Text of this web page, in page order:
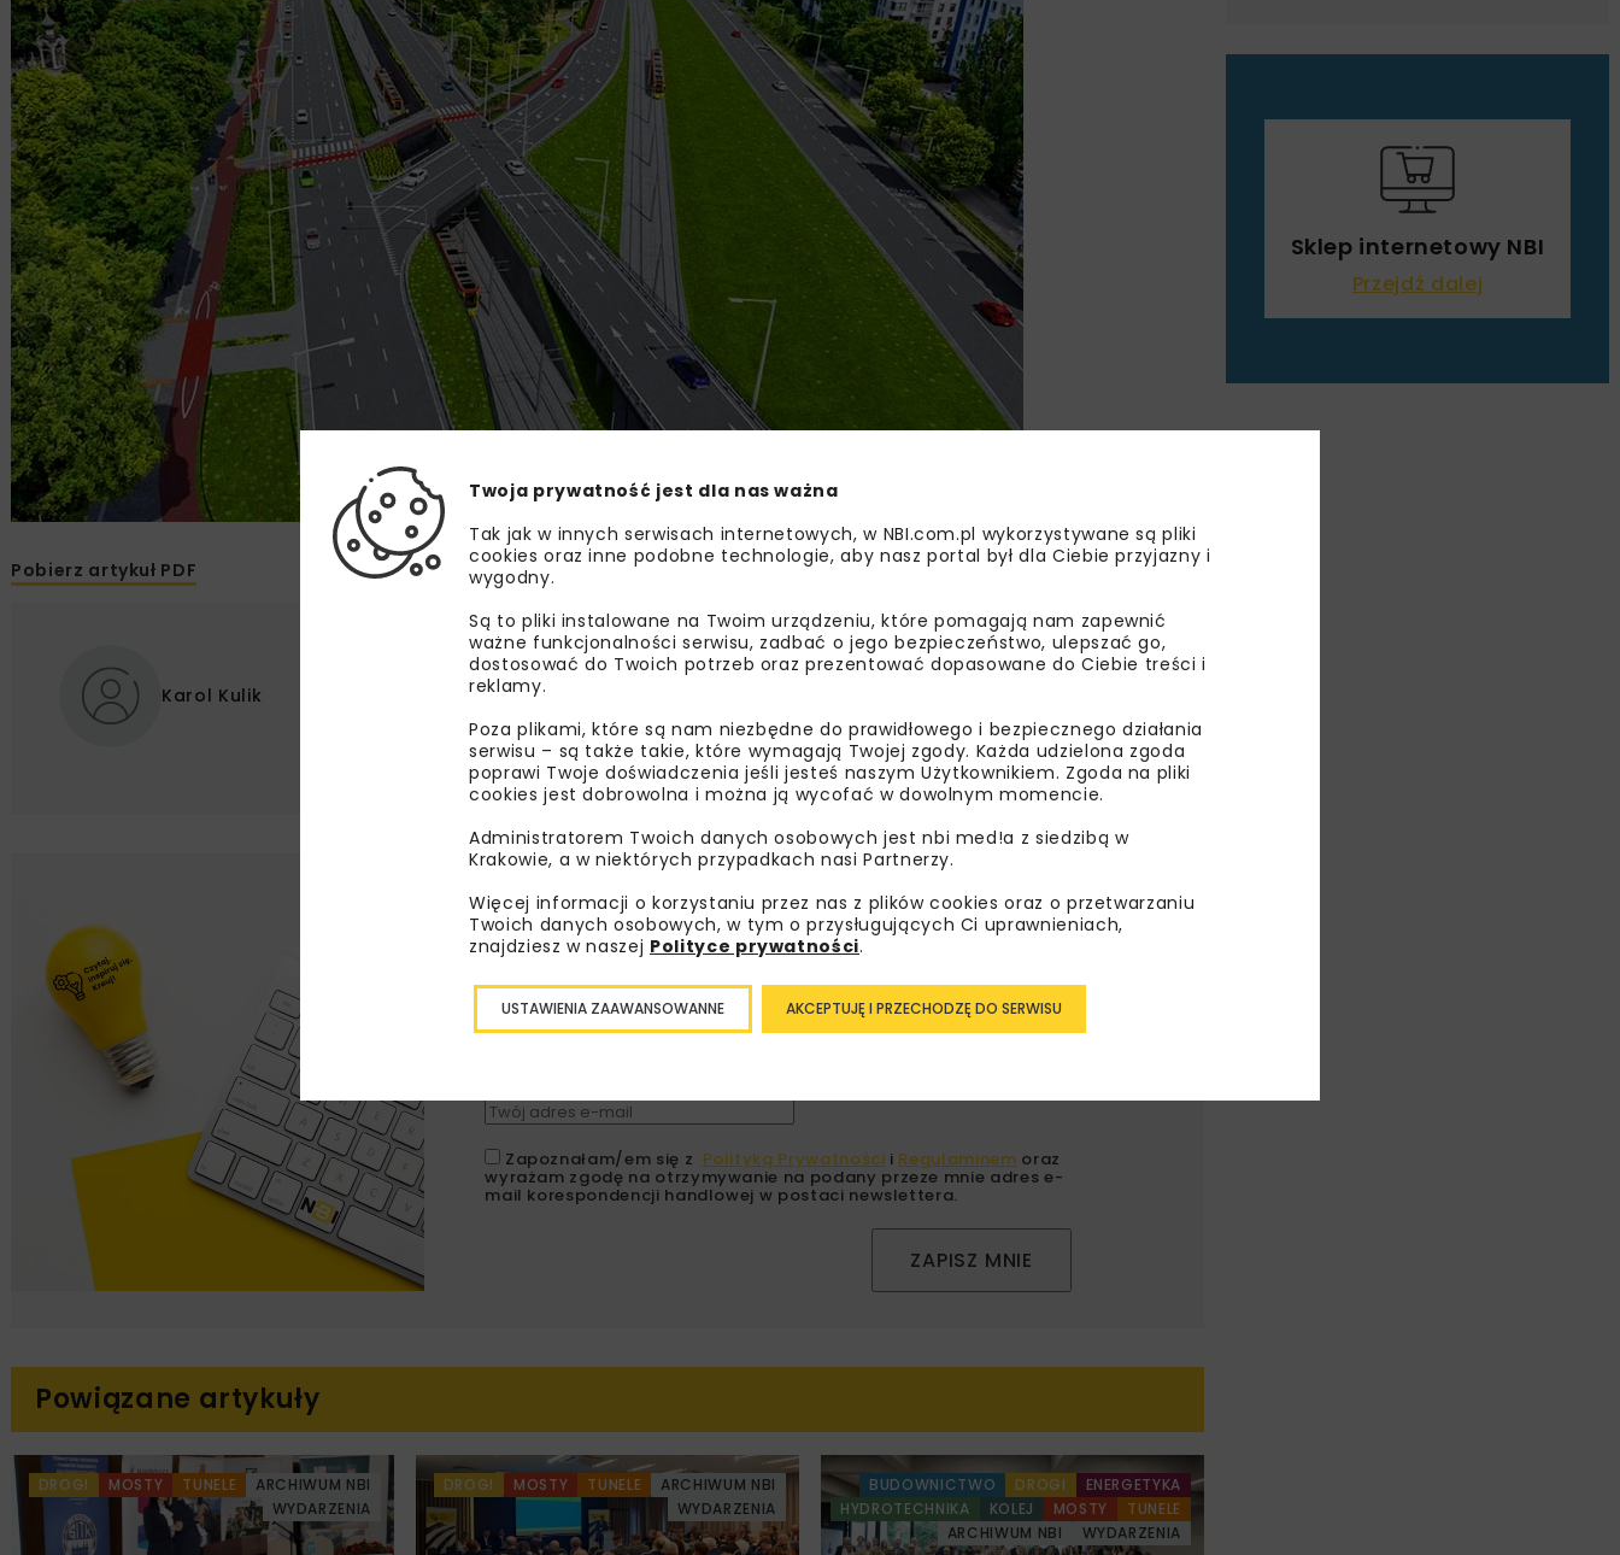
Pobierz artykuł PDF
Karol Kulik
STRABAG TRAMWAJ
Lubisz wiedzieć więcej?
Zapisz się do newslettera aby otrzymywać od nas
najlepsze informacje branżowe, zaproszenia na
wydarzenia, atrakcyjne oferty i dedykowane akcje
Zapoznałam/em się z Polityką Prywatności i Regulaminem oraz
wyrażam zgodę na otrzymywanie na podany przeze mnie adres e-
mail korespondencji handlowej w postaci newslettera.
ZAPISZ MNIE
Powiązane artykuły
DROGI MOSTY TUNELE
ARCHIWUM NBI
WYDARZENIA
DROGI MOSTY TUNELE
ARCHIWUM NBI
WYDARZENIA
BUDOWNICTWO DROGI
ENERGETYKA
HYDROTECHNIKA
KOLEJ MOSTY
TUNELE
ARCHIWUM NBI
WYDARZENIA
Sklep internetowy NBI
Przejdź dalej
Twoja prywatność jest dla nas ważna
Tak jak w innych serwisach internetowych, w NBI.com.pl wykorzystywane są pliki
cookies oraz inne podobne technologie, aby nasz portal był dla Ciebie przyjazny i
wygodny.
Są to pliki instalowane na Twoim urządzeniu, które pomagają nam zapewnić
ważne funkcjonalności serwisu, zadbać o jego bezpieczeństwo, ulepszać go,
dostosować do Twoich potrzeb oraz prezentować dopasowane do Ciebie treści i
reklamy.
Poza plikami, które są nam niezbędne do prawidłowego i bezpiecznego działania
serwisu – są także takie, które wymagają Twojej zgody. Każda udzielona zgoda
poprawi Twoje doświadczenia jeśli jesteś naszym Użytkownikiem. Zgoda na pliki
cookies jest dobrowolna i można ją wycofać w dowolnym momencie.
Administratorem Twoich danych osobowych jest nbi med!a z siedzibą w
Krakowie, a w niektórych przypadkach nasi Partnerzy.
Więcej informacji o korzystaniu przez nas z plików cookies oraz o przetwarzaniu
Twoich danych osobowych, w tym o przysługujących Ci uprawnieniach,
znajdziesz w naszej Polityce prywatności.
AKCEPTUJĘ I PRZECHODZĘ DO SERWISU
USTAWIENIA ZAAWANSOWANNE